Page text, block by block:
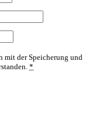
mit der Speicherung und
*